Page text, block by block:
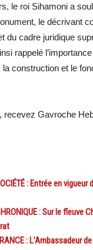
le roi Sihamoni a
le décrivant
du cadre juridique
rappelé
construction et le
recevez Gavroche
: Entrée en
: Sur le fleuve
: L’Ambassadeur